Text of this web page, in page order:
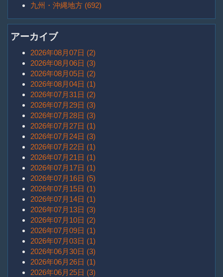
九州・沖縄地方 (692)
アーカイブ
2026年08月07日 (2)
2026年08月06日 (3)
2026年08月05日 (2)
2026年08月04日 (1)
2026年07月31日 (2)
2026年07月29日 (3)
2026年07月28日 (3)
2026年07月27日 (1)
2026年07月24日 (3)
2026年07月22日 (1)
2026年07月21日 (1)
2026年07月17日 (1)
2026年07月16日 (5)
2026年07月15日 (1)
2026年07月14日 (1)
2026年07月13日 (3)
2026年07月10日 (2)
2026年07月09日 (1)
2026年07月03日 (1)
2026年06月30日 (3)
2026年06月26日 (1)
2026年06月25日 (3)